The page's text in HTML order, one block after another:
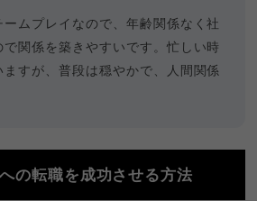
ムプレイなので、年齢関係なく社
で関係を築きやすいです。忙しい時
すが、普段は穏やかで、人間関係
の転職を成功させる方法